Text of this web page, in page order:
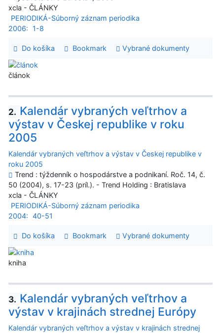
xcla - ČLÁNKY
PERIODIKÁ-Súborný záznam periodika
2006:
1-8
Do košíka Bookmark Vybrané dokumenty
článok
2. Kalendár vybraných veľtrhov a
výstav v Českej republike v roku
2005
Kalendár vybraných veľtrhov a výstav v Českej republike v
roku 2005
Trend : týždenník o hospodárstve a podnikaní. Roč. 14, č.
50 (2004), s. 17-23 (príl.). - Trend Holding : Bratislava
xcla - ČLÁNKY
PERIODIKÁ-Súborný záznam periodika
2004: 40-51
Do košíka Bookmark Vybrané dokumenty
kniha
3. Kalendár vybraných veľtrhov a
výstav v krajinách strednej Európy
Kalendár vybraných veľtrhov a výstav v krajinách strednej